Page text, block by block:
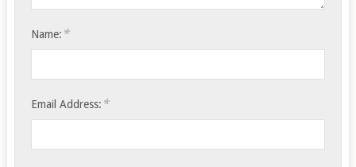
Name: *
Email Address: *